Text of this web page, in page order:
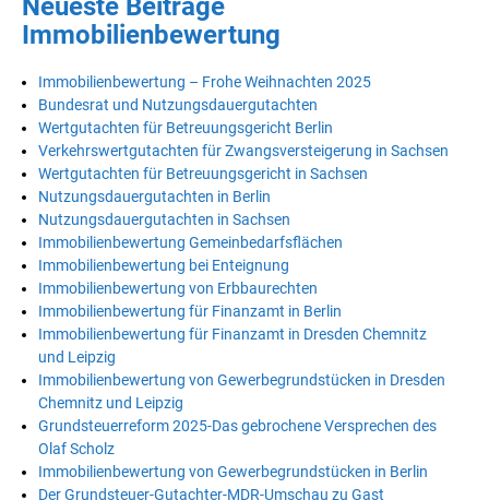
Neueste Beiträge
Immobilienbewertung
Immobilienbewertung – Frohe Weihnachten 2025
Bundesrat und Nutzungsdauergutachten
Wertgutachten für Betreuungsgericht Berlin
Verkehrswertgutachten für Zwangsversteigerung in Sachsen
Wertgutachten für Betreuungsgericht in Sachsen
Nutzungsdauergutachten in Berlin
Nutzungsdauergutachten in Sachsen
Immobilienbewertung Gemeinbedarfsflächen
Immobilienbewertung bei Enteignung
Immobilienbewertung von Erbbaurechten
Immobilienbewertung für Finanzamt in Berlin
Immobilienbewertung für Finanzamt in Dresden Chemnitz
und Leipzig
Immobilienbewertung von Gewerbegrundstücken in Dresden
Chemnitz und Leipzig
Grundsteuerreform 2025-Das gebrochene Versprechen des
Olaf Scholz
Immobilienbewertung von Gewerbegrundstücken in Berlin
Der Grundsteuer-Gutachter-MDR-Umschau zu Gast